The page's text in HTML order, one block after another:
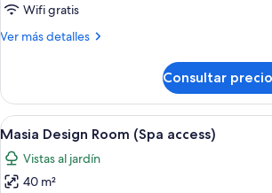
zona
(Spa
access)
Wifi gratis
Ver más detalles
Más
triple,
en
la
zona
del
jardín
Consultar
Abrir
todas
las
fotos
Una cama
10
Masia Design Room (Spa access)
Vistas al jardín
40 m²